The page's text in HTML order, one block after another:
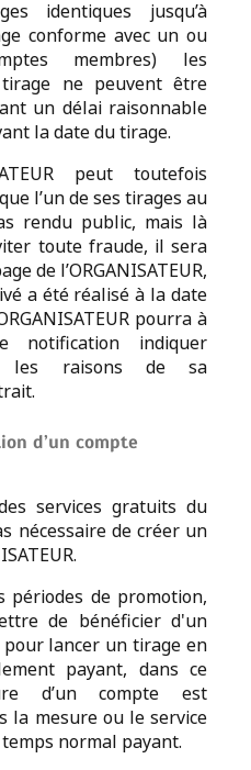
identiques jusqu’à
conforme avec un ou
membres) les
tirage ne peuvent être
un délai raisonnable
la date du tirage.
peut toutefois
l’un de ses tirages au
rendu public, mais là
toute fraude, il sera
de l’ORGANISATEUR,
a été réalisé à la date
pourra à
notification indiquer
les raisons de sa
d’un compte
services gratuits du
nécessaire de créer un
périodes de promotion,
de bénéficier d'un
lancer un tirage en
payant, dans ce
d’un compte est
la mesure ou le service
normal payant.